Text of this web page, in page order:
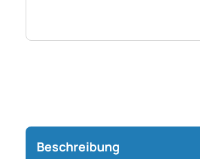
Beschreibung